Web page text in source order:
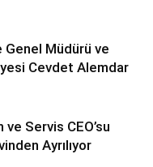
Müdürü ve
Cevdet Alemdar
ve Servis CEO’su
Ayrılıyor